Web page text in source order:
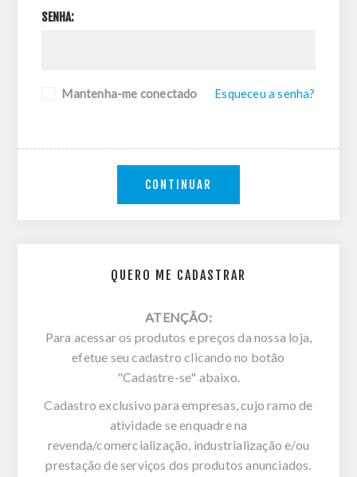
QUERO ME CADASTRAR
ATENÇÃO:
Para acessar os produtos e preços da nossa loja,
efetue seu cadastro clicando no botão
"Cadastre-se" abaixo.
Cadastro exclusivo para empresas, cujo ramo de
atividade se enquadre na
revenda/comercialização, industrialização e/ou
prestação de serviços dos produtos anunciados.
SENHA:
Mantenha-me conectado Esqueceu a senha?
CONTINUAR